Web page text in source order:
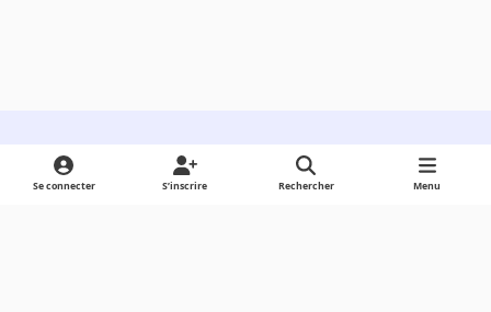
Light ModeDark ModeSystem Preference
Se connecter S’inscrire Rechercher Menu